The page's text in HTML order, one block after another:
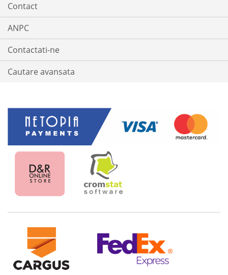
Contact
ANPC
Contactati-ne
Cautare avansata